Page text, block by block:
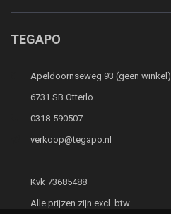
TEGAPO
Apeldoornseweg 93 (geen winkel)
6731 SB Otterlo
0318-590507
verkoop@tegapo.nl
Kvk 73685488
Alle prijzen zijn excl. btw